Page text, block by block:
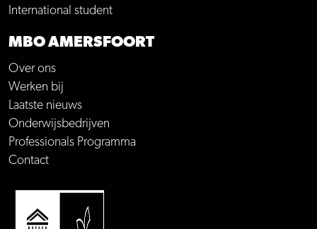
International student
MBO AMERSFOORT
Over ons
Werken bij
Laatste nieuws
Onderwijsbedrijven
Professionals Programma
Contact